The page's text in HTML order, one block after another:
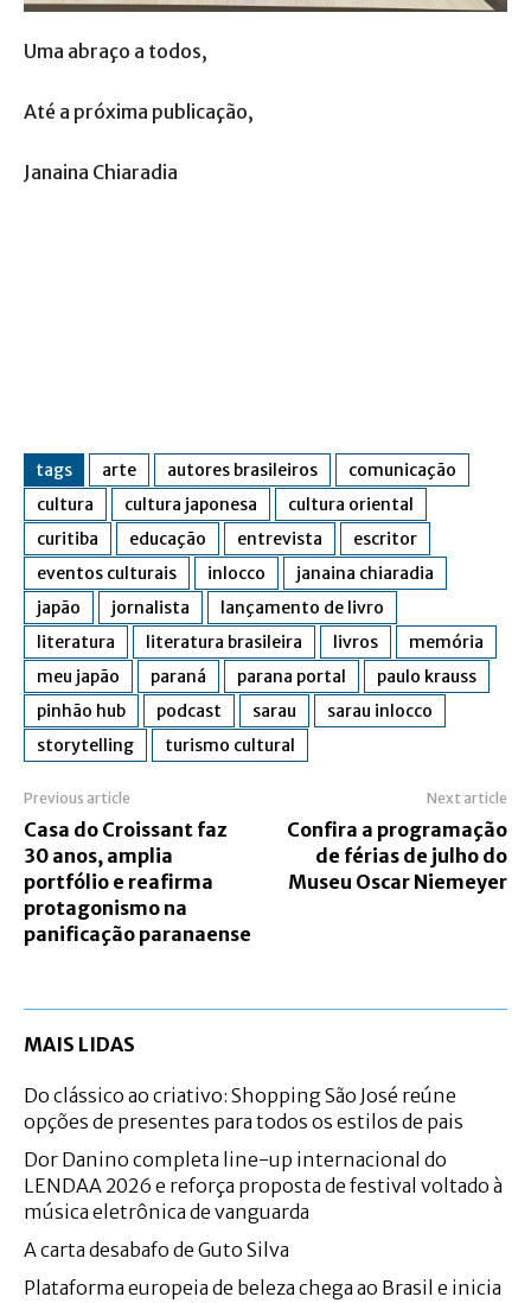
Uma abraço a todos,
Até a próxima publicação,
Janaina Chiaradia
tags arte autores brasileiros
comunicação
cultura
cultura japonesa
cultura oriental
curitiba
educação entrevista
escritor
eventos culturais
inlocco
janaina chiaradia
japão
jornalista
lançamento de livro
literatura
literatura brasileira livros
memória
meu japão
paraná parana portal
paulo krauss
pinhão hub
podcast sarau
sarau inlocco
storytelling
turismo cultural
Previous article
Casa do Croissant faz
30 anos, amplia
portfólio e reafirma
protagonismo na
panificação paranaense
Next article
Confira a programação
de férias de julho do
Museu Oscar Niemeyer
MAIS LIDAS
Do clássico ao criativo: Shopping São José reúne
opções de presentes para todos os estilos de pais
Dor Danino completa line-up internacional do
LENDAA 2026 e reforça proposta de festival voltado à
música eletrônica de vanguarda
A carta desabafo de Guto Silva
Plataforma europeia de beleza chega ao Brasil e inicia